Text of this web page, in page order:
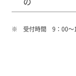
受付時間 9：00～